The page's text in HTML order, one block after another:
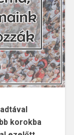
korokba